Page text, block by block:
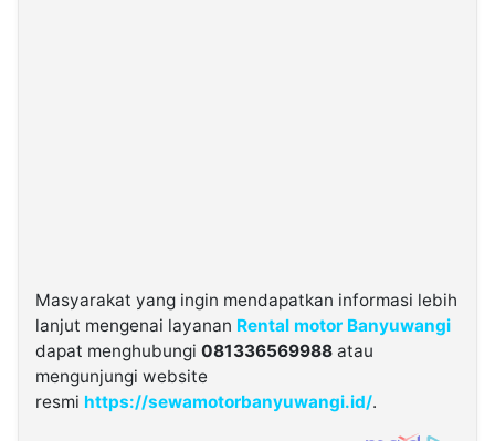
Masyarakat yang ingin mendapatkan informasi lebih
lanjut mengenai layanan Rental motor Banyuwangi
dapat menghubungi 081336569988 atau
mengunjungi website
resmi https://sewamotorbanyuwangi.id/.